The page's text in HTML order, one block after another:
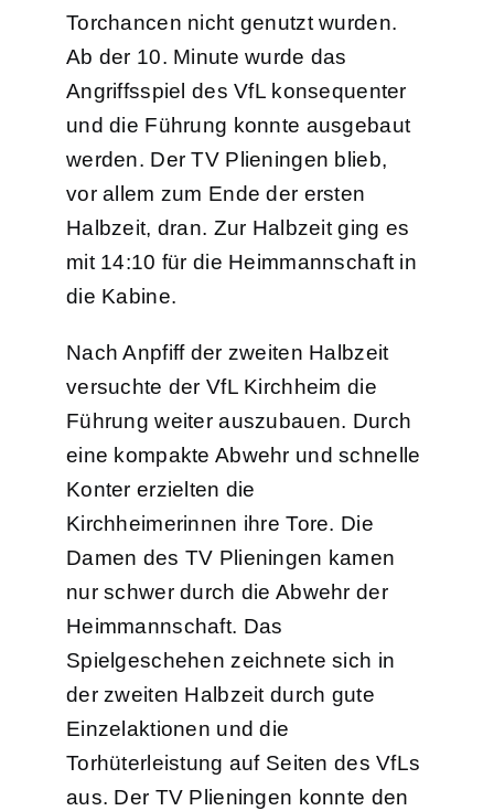
Torchancen nicht genutzt wurden.
Ab der 10. Minute wurde das
Angriffsspiel des VfL konsequenter
und die Führung konnte ausgebaut
werden. Der TV Plieningen blieb,
vor allem zum Ende der ersten
Halbzeit, dran. Zur Halbzeit ging es
mit 14:10 für die Heimmannschaft in
die Kabine.
Nach Anpfiff der zweiten Halbzeit
versuchte der VfL Kirchheim die
Führung weiter auszubauen. Durch
eine kompakte Abwehr und schnelle
Konter erzielten die
Kirchheimerinnen ihre Tore. Die
Damen des TV Plieningen kamen
nur schwer durch die Abwehr der
Heimmannschaft. Das
Spielgeschehen zeichnete sich in
der zweiten Halbzeit durch gute
Einzelaktionen und die
Torhüterleistung auf Seiten des VfLs
aus. Der TV Plieningen konnte den